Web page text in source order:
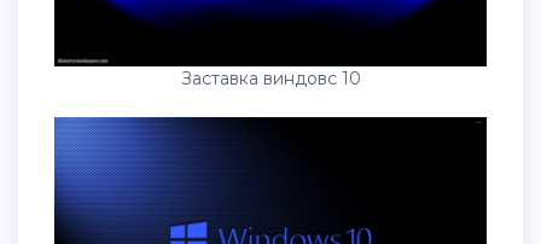
Заставка виндовс 10